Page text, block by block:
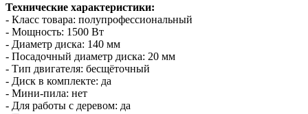
Технические характеристики:
- Класс товара: полупрофессиональный
- Мощность: 1500 Вт
- Диаметр диска: 140 мм
- Посадочный диаметр диска: 20 мм
- Тип двигателя: бесщёточный
- Диск в комплекте: да
- Мини‑пила: нет
- Для работы с деревом: да